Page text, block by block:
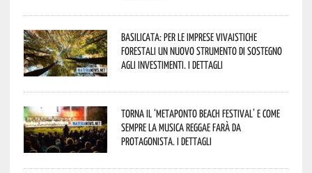
Basilicata: per le imprese vivaistiche
forestali un nuovo strumento di sostegno
agli investimenti. I dettagli
Torna il ‘Metaponto beach festival’ e come
sempre la musica reggae farà da
protagonista. I dettagli